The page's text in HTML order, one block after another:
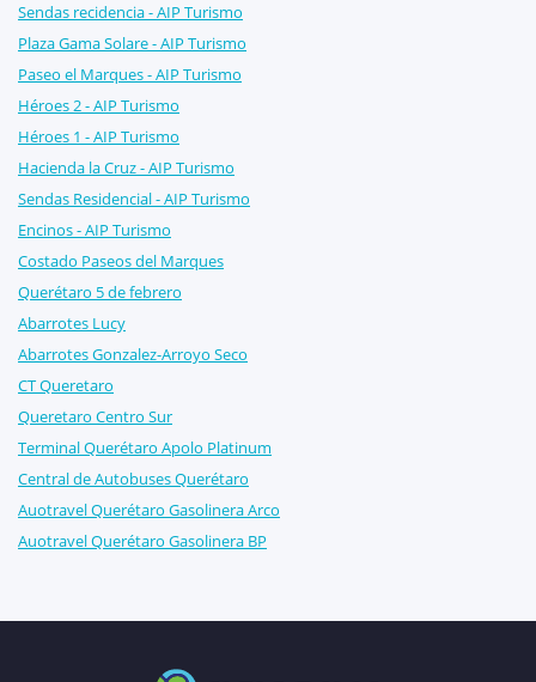
Sendas recidencia - AIP Turismo
Plaza Gama Solare - AIP Turismo
Paseo el Marques - AIP Turismo
Héroes 2 - AIP Turismo
Héroes 1 - AIP Turismo
Hacienda la Cruz - AIP Turismo
Sendas Residencial - AIP Turismo
Encinos - AIP Turismo
Costado Paseos del Marques
Querétaro 5 de febrero
Abarrotes Lucy
Abarrotes Gonzalez-Arroyo Seco
CT Queretaro
Queretaro Centro Sur
Terminal Querétaro Apolo Platinum
Central de Autobuses Querétaro
Auotravel Querétaro Gasolinera Arco
Auotravel Querétaro Gasolinera BP